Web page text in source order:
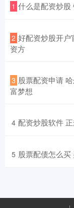
1 什么是配资炒股
2 好配资炒股开户
资方
3 股票配资申请
富梦想
4 配资炒股软件
5 股票配债怎么